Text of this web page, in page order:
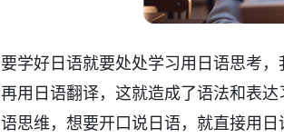
要学好日语就要处处学习用日语思考
再用日语翻译，这就造成了语法和表
语思维，想要开口说日语，就直接用